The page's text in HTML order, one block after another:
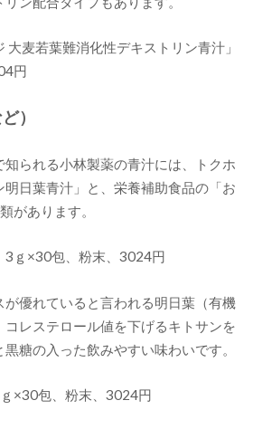
若葉難消化性デキストリン青汁」
円
）
られる小林製薬の青汁には、トクホ
日葉青汁」と、栄養補助食品の「お
があります。
3ｇ×30包、粉末、3024円
優れていると言われる明日葉（有機
レステロール値を下げるキトサンを
糖の入った飲みやすい味わいです。
×30包、粉末、3024円